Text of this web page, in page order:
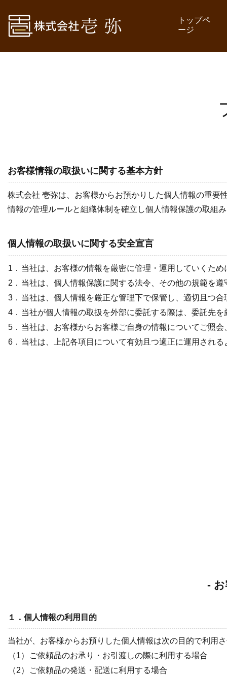
トップペ
ージ
お客様情報の取扱いに関する基本方針
株式会社 壱弥は、お客様からお預かりした個人情報の重
情報の管理ルールと組織体制を確立し個人情報保護の取組
個人情報の取扱いに関する安全宣言
1． 当社は、お客様の情報を厳密に管理・運用していくた
2． 当社は、個人情報保護に関する法令、その他の規範を遵
3． 当社は、個人情報を厳正な管理下で保管し、適切且つ
4． 当社が個人情報の取扱を外部に委託する際は、委託先
5． 当社は、お客様からお客様ご自身の情報についてご照
6． 当社は、上記各項目について有効且つ適正に運用され
- お
１．個人情報の利用目的
当社が、お客様からお預りした個人情報は次の目的で利用
（1）
ご依頼品のお承り・お引渡しの際に利用する場合
（2）
ご依頼品の発送・配送に利用する場合